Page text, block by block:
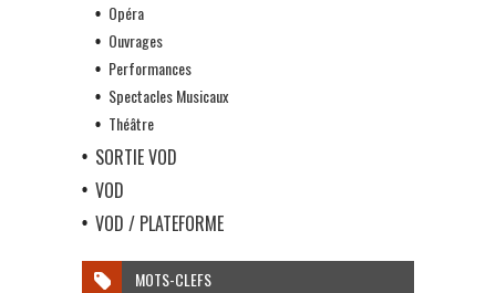
Opéra
Ouvrages
Performances
Spectacles Musicaux
Théâtre
SORTIE VOD
VOD
VOD / PLATEFORME
MOTS-CLEFS